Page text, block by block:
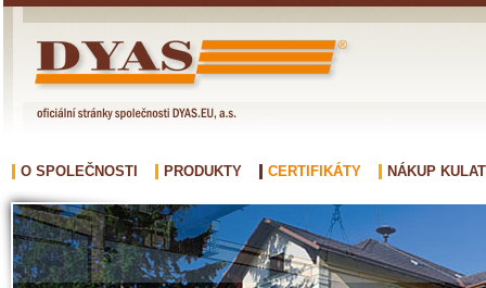
O SPOLEČNOSTI PRODUKTY CERTIFIKÁTY NÁKUP